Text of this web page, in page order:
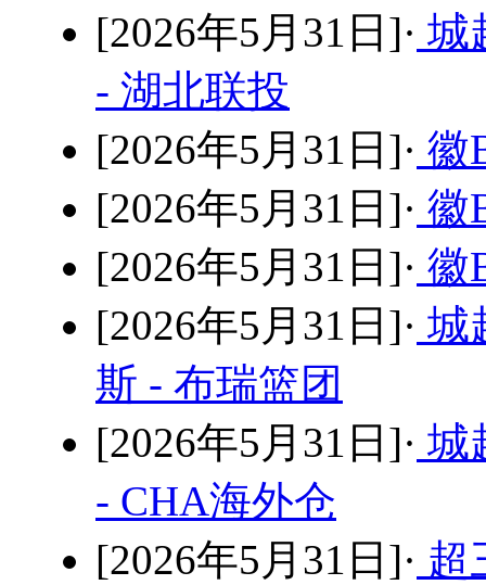
[2026年5月31日]· 城
- 湖北联投
[2026年5月31日]· 徽
[2026年5月31日]· 徽
[2026年5月31日]· 徽
[2026年5月31日]· 城
斯 - 布瑞篮团
[2026年5月31日]· 城
- CHA海外仓
[2026年5月31日]· 超